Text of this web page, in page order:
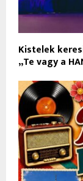
Kistelek
„Te vagy a